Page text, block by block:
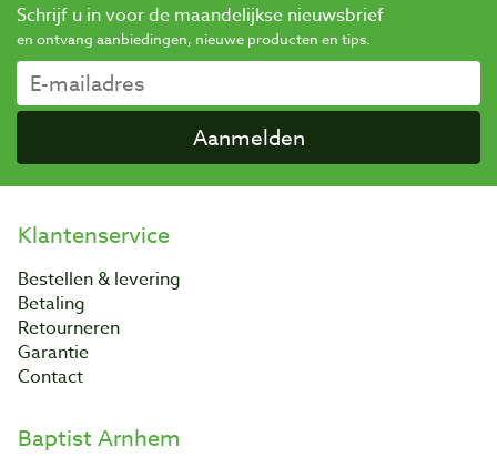
Schrijf u in voor de maandelijkse nieuwsbrief
en ontvang aanbiedingen, nieuwe producten en tips.
Aanmelden
Klantenservice
Bestellen & levering
Betaling
Retourneren
Garantie
Contact
Baptist Arnhem